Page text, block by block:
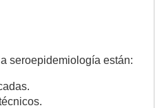
seroepidemiología están: